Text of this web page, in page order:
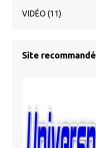
VIDÉO(11)
Site recommandé